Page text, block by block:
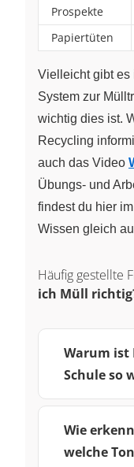
Prospekte
Papiertüten
Vielleicht gibt es
System zur
wichtig dies ist.
Recycling
auch das Video
Übungs- und
findest du hier
Wissen gleich
Häufig gestellte
ich Müll
Warum
Schule so
Wie
welche